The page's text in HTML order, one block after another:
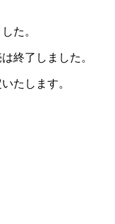
た。
終了しました。
たします。